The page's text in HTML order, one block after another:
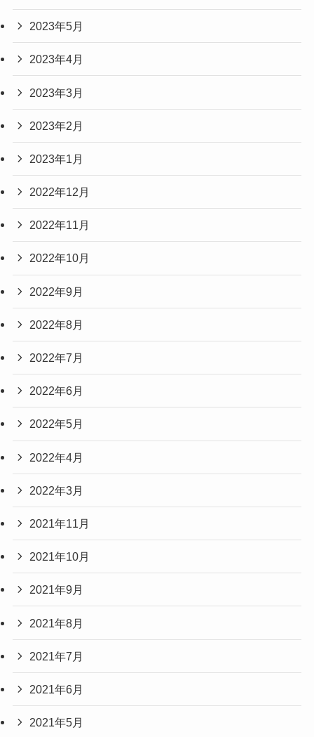
2023年5月
2023年4月
2023年3月
2023年2月
2023年1月
2022年12月
2022年11月
2022年10月
2022年9月
2022年8月
2022年7月
2022年6月
2022年5月
2022年4月
2022年3月
2021年11月
2021年10月
2021年9月
2021年8月
2021年7月
2021年6月
2021年5月